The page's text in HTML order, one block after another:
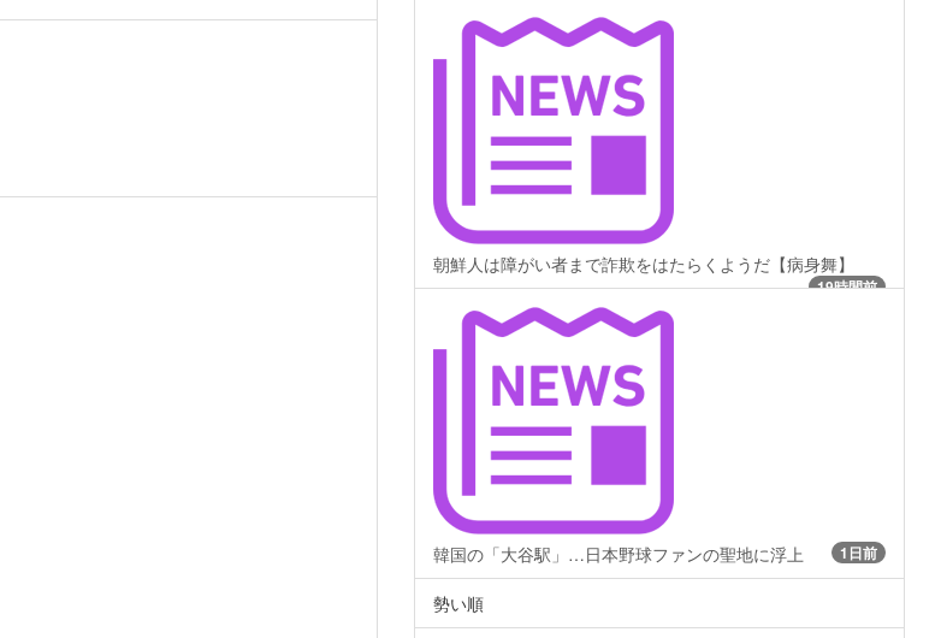
朝鮮人は障がい者まで詐欺をはたらくようだ【病身舞】
19時間前
韓国の「大谷駅」…日本野球ファンの聖地に浮上 1日前
勢い順